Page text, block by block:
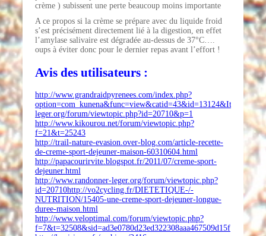
crème ) subissent une perte beaucoup moins importante
A ce propos si la crème se prépare avec du liquide froid
s’est précisément directement lié à la digestion, en effet
l’amylase salivaire est dégradée au-dessus de 37°C….
oups à éviter donc pour le dernier repas avant l’effort !
Avis des utilisateurs :
http://www.grandraidpyrenees.com/index.php?
leger.org/forum/viewtopic.php?id=20710&p=1
http://www.kikourou.net/forum/viewtopic.php?
f=21&t=25243
http://trail-nature-evasion.over-blog.com/article-recette-
de-creme-sport-dejeuner-maison-60310604.html
http://papacourirvite.blogspot.fr/2011/07/creme-sport-
dejeuner.html
http://www.randonner-leger.org/forum/viewtopic.php?
id=20710http://vo2cycling.fr/DIETETIQUE-/-
NUTRITION/15405-une-creme-sport-dejeuner-longue-
duree-maison.html
http://www.veloptimal.com/forum/viewtopic.php?
f=7&t=32508&sid=ad3e0780d23ed322308aaa467509d15f